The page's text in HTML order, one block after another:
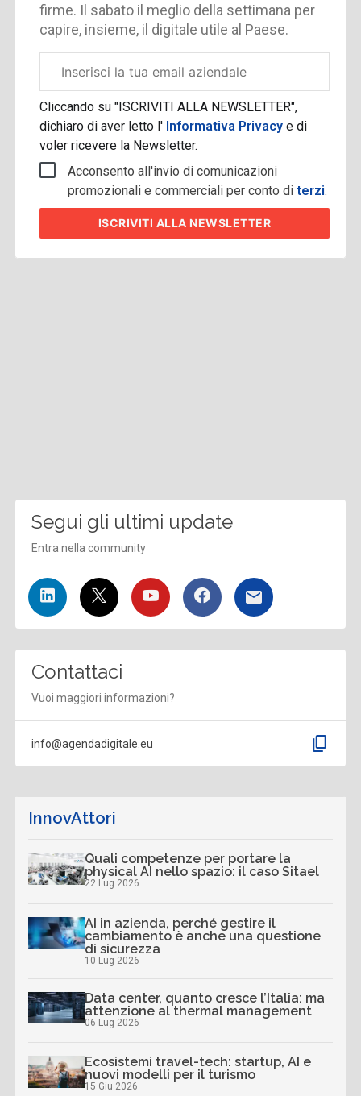
firme. Il sabato il meglio della settimana per
capire, insieme, il digitale utile al Paese.
aziendale
Cliccando su "ISCRIVITI ALLA NEWSLETTER",
dichiaro di aver letto l' Informativa Privacye di
voler ricevere la Newsletter.
Acconsento all'invio di comunicazioni
promozionali e commerciali per conto diterzi.
ISCRIVITI ALLA NEWSLETTER
Segui gli ultimi update
Entra nella community
Contattaci
Vuoi maggiori informazioni?
info@agendadigitale.eu content_copy
InnovAttori
Quali competenze per portare la
physical AI nello spazio: il caso Sitael
22 Lug 2026
AI in azienda, perché gestire il
cambiamento è anche una questione
di sicurezza
10 Lug 2026
Data center, quanto cresce l’Italia: ma
attenzione al thermal management
06 Lug 2026
Ecosistemi travel-tech: startup, AI e
nuovi modelli per il turismo
15 Giu 2026